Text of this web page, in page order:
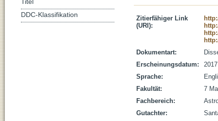
Zitierfähiger Link
(URI):
Dokumentart:
Erscheinungsdatum:
2017
Sprache:
Fakultät:
7
Fachbereich:
Gutachter:
Titel
DDC-Klassifikation